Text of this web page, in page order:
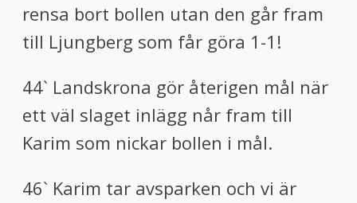
rensa bort bollen utan den går fram
till Ljungberg som får göra 1-1!
44` Landskrona gör återigen mål när
ett väl slaget inlägg når fram till
Karim som nickar bollen i mål.
46` Karim tar avsparken och vi är